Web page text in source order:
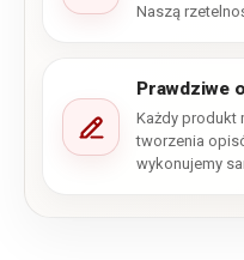
Naszą
Prawdziwe
Każdy produkt
tworzenia
wykonujemy